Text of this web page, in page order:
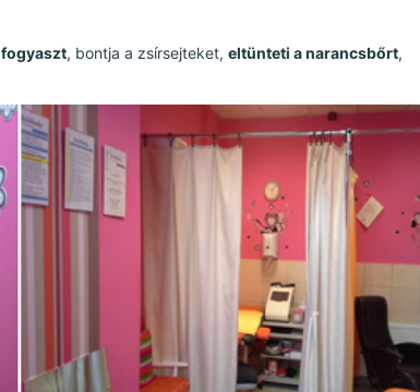
fogyaszt, bontja a zsírsejteket, eltünteti a narancsbőrt,